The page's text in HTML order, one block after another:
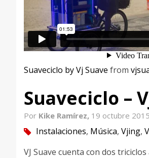
Suaveciclo by Vj Suave from
Suaveciclo –
Por Kike Ramírez, 19 octubre 2015
tag Instalaciones, Música, Vjing,
VJ Suave cuenta con dos